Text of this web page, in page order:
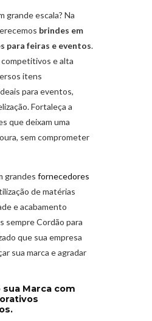
grande escala? Na
brindes em
para feiras e eventos.
e alta
itens
para eventos,
Fortaleça a
que deixam uma
sem comprometer
grandes fornecedores
de matérias
e acabamento
sempre Cordão para
que sua empresa
sua marca e agradar
Marca com